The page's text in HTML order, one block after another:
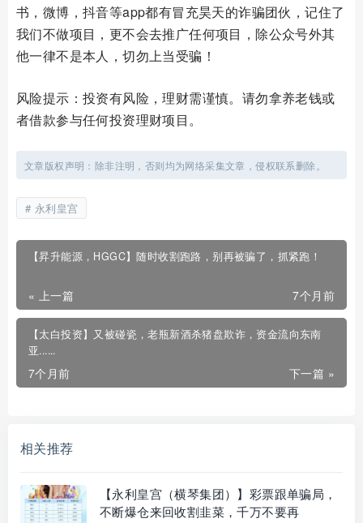
书，微博，抖音等app都有冒充昊天的诈骗团伙，记住了
我们不做项目，更不会去推广任何项目，除公众号外其
他一律不是本人，切勿上当受骗！
风险提示：投资有风险，理财需谨慎。请勿拿养老钱或
者借款参与任何投资理财项目。
文章版权声明：除非注明，否则均为网络采集文章，侵权联系删除。
永利皇宫
【昇升能源，HGGC】随时收割跑路，别再被骗了，抓紧跑！
« 上一篇 7个月前
【太白投资】又被碰瓷，老瓶新酒杀猪盘欺诈，资金流向东南
亚......
下一篇 »
7个月前
相关推荐
【永利皇宫（横琴集团）】彩票跟单骗局，
不断爆仓来回收割韭菜，千万不要再